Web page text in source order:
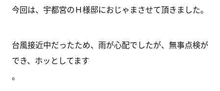
今回は、宇都宮のＨ様邸におじゃまさせて頂きました。
台風接近中だったため、雨が心配でしたが、無事点検が
でき、ホッとしてます
。